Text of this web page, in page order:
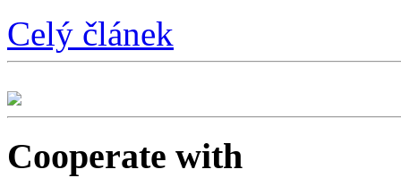
Celý článek
Cooperate with